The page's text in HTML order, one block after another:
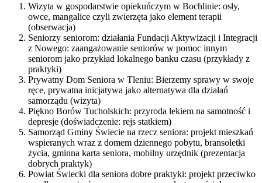
Wizyta w gospodarstwie opiekuńczym w Bochlinie: osły,
owce, mangalice czyli zwierzęta jako element terapii
(obserwacja)
Seniorzy seniorom: działania Fundacji Aktywizacji i Integracji
z Nowego: zaangażowanie seniorów w pomoc innym
seniorom jako przykład lokalnego banku czasu (przykłady z
praktyki)
Prywatny Dom Seniora w Tleniu: Bierzemy sprawy w swoje
ręce, prywatna inicjatywa jako alternatywa dla działań
samorządu (wizyta)
Piękno Borów Tucholskich: przyroda lekiem na samotność i
depresje (doświadczenie: rejs statkiem)
Samorząd Gminy Świecie na rzecz seniora: projekt mieszkań
wspieranych wraz z domem dziennego pobytu, bransoletki
życia, gminna karta seniora, mobilny urzędnik (prezentacja
dobrych praktyk)
Powiat Świecki dla seniora dobre praktyki: projekt przeciwko